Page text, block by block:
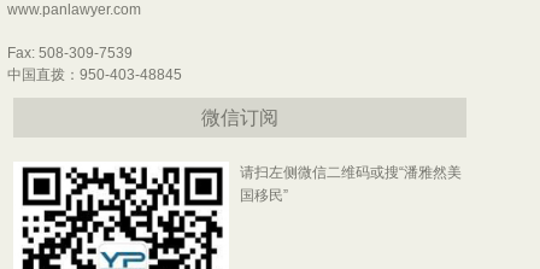
www.panlawyer.com
Fax: 508-309-7539
中国直拨：950-403-48845
微信订阅
请扫左侧微信二维码或搜“潘雅然美
国移民”